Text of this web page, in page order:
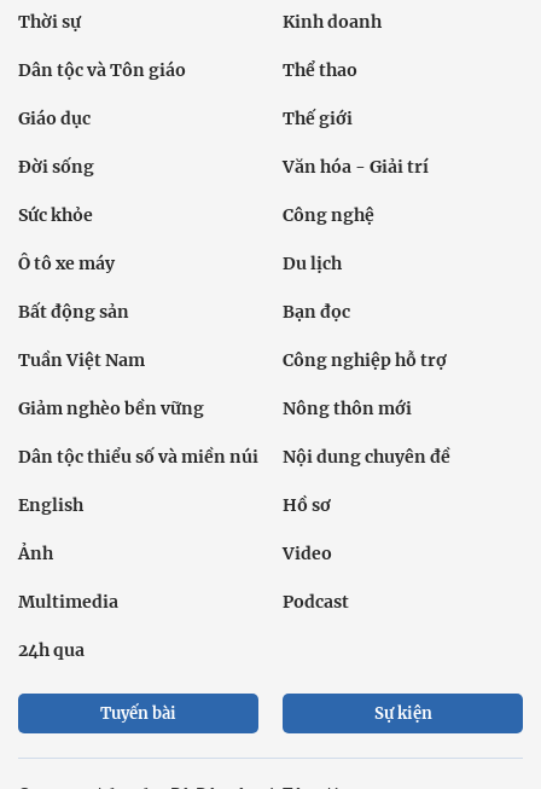
Thời sự Kinh doanh
Dân tộc và Tôn giáo Thể thao
Giáo dục Thế giới
Đời sống Văn hóa - Giải trí
Sức khỏe Công nghệ
Ô tô xe máy Du lịch
Bất động sản Bạn đọc
Tuần Việt Nam Công nghiệp hỗ trợ
Giảm nghèo bền vững Nông thôn mới
Dân tộc thiểu số và miền núi Nội dung chuyên đề
English Hồ sơ
Ảnh Video
Multimedia Podcast
24h qua
Tuyến bài Sự kiện